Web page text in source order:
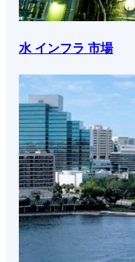
水 インフラ 市場